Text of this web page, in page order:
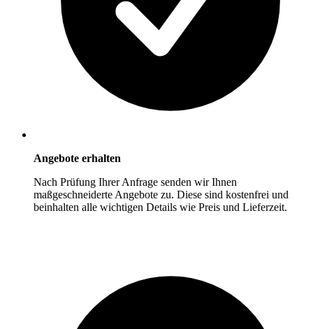
Angebote erhalten
Nach Prüfung Ihrer Anfrage senden wir Ihnen
maßgeschneiderte Angebote zu. Diese sind kostenfrei und
beinhalten alle wichtigen Details wie Preis und Lieferzeit.